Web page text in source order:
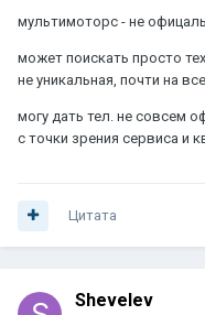
мультимоторс - не
может поискать просто
не уникальная, почти на
могу дать тел. не совсем
с точки зрения сервиса и
Цитата
Shevelev